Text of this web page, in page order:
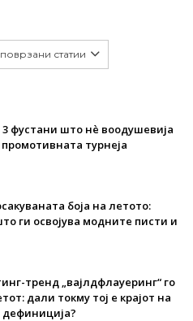
статии
3 фустани што нè воодушевија
турнеја
боја на летото:
ги освојува модните писти и
тренд „вајлдфлауеринг“ го
дали токму тој е крајот на
дефиниција?